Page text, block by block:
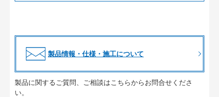
製品情報・仕様・施工について
製品に関するご質問、ご相談はこちらからお問合せくださ
い。